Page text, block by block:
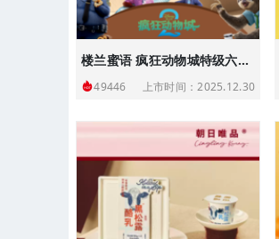
楼兰蜜语 疯狂动物城特级六星一等和田大红枣礼盒2kg 枣来福气礼
49446 上市时间：2025.12.30